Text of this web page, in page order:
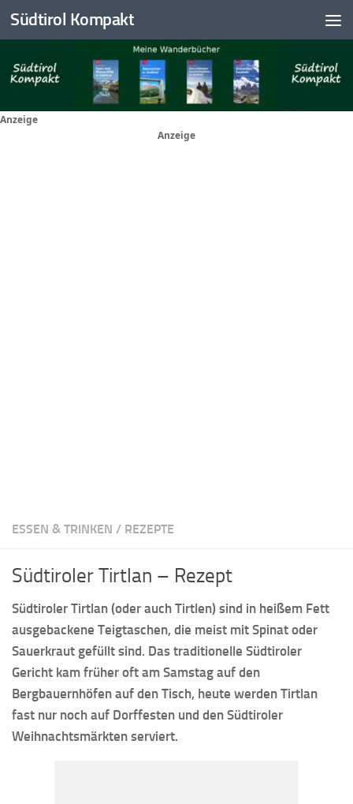
Skip to content
Südtirol Kompakt
Anzeige
Anzeige
ESSEN & TRINKEN / REZEPTE
Südtiroler Tirtlan – Rezept
Südtiroler Tirtlan (oder auch Tirtlen) sind in heißem Fett
ausgebackene Teigtaschen, die meist mit Spinat oder
Sauerkraut gefüllt sind. Das traditionelle Südtiroler
Gericht kam früher oft am Samstag auf den
Bergbauernhöfen auf den Tisch, heute werden Tirtlan
fast nur noch auf Dorffesten und den Südtiroler
Weihnachtsmärkten serviert.